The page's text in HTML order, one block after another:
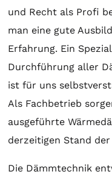
und Recht als Profi
man eine gute
Erfahrung. Ein
Durchführung aller
ist für uns
Als Fachbetrieb
ausgeführte
derzeitigen Stand der
Die Dämmtechnik